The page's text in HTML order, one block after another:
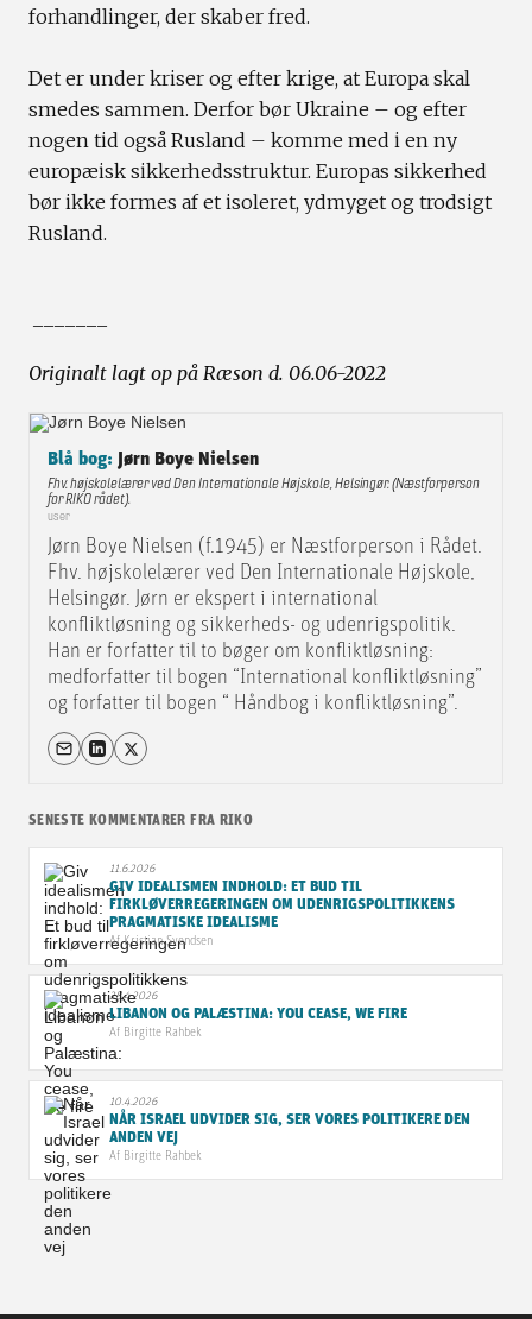
forhandlinger, der skaber fred.
Det er under kriser og efter krige, at Europa skal
smedes sammen. Derfor bør Ukraine – og efter
nogen tid også Rusland – komme med i en ny
europæisk sikkerhedsstruktur. Europas sikkerhed
bør ikke formes af et isoleret, ydmyget og trodsigt
Rusland.
Originalt lagt op på Ræson d. 06.06-2022
Blå bog: Jørn Boye Nielsen
Fhv. højskolelærer ved Den Internationale Højskole, Helsingør. (Næstforperson
for RIKO rådet).
user
Jørn Boye Nielsen (f.1945) er Næstforperson i Rådet.
Fhv. højskolelærer ved Den Internationale Højskole,
Helsingør. Jørn er ekspert i international
konfliktløsning og sikkerheds- og udenrigspolitik.
Han er forfatter til to bøger om konfliktløsning:
medforfatter til bogen “International konfliktløsning”
og forfatter til bogen “ Håndbog i konfliktløsning”.
SENESTE KOMMENTARER FRA RIKO
11.6.2026
GIV IDEALISMEN INDHOLD: ET BUD TIL
FIRKLØVERREGERINGEN OM UDENRIGSPOLITIKKENS
PRAGMATISKE IDEALISME
AfKristian Svendsen
28.4.2026
LIBANON OG PALÆSTINA: YOU CEASE, WE FIRE
Af Birgitte Rahbek
10.4.2026
NÅR ISRAEL UDVIDER SIG, SER VORES POLITIKERE DEN
ANDEN VEJ
Af Birgitte Rahbek